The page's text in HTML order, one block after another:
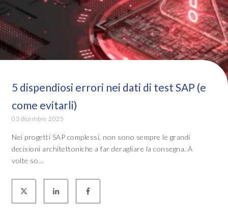
5 dispendiosi errori nei dati di test SAP (e
come evitarli)
03 dicembre 2025
Nei progetti SAP complessi, non sono sempre le grandi
decisioni architettoniche a far deragliare la consegna. A
volte so...